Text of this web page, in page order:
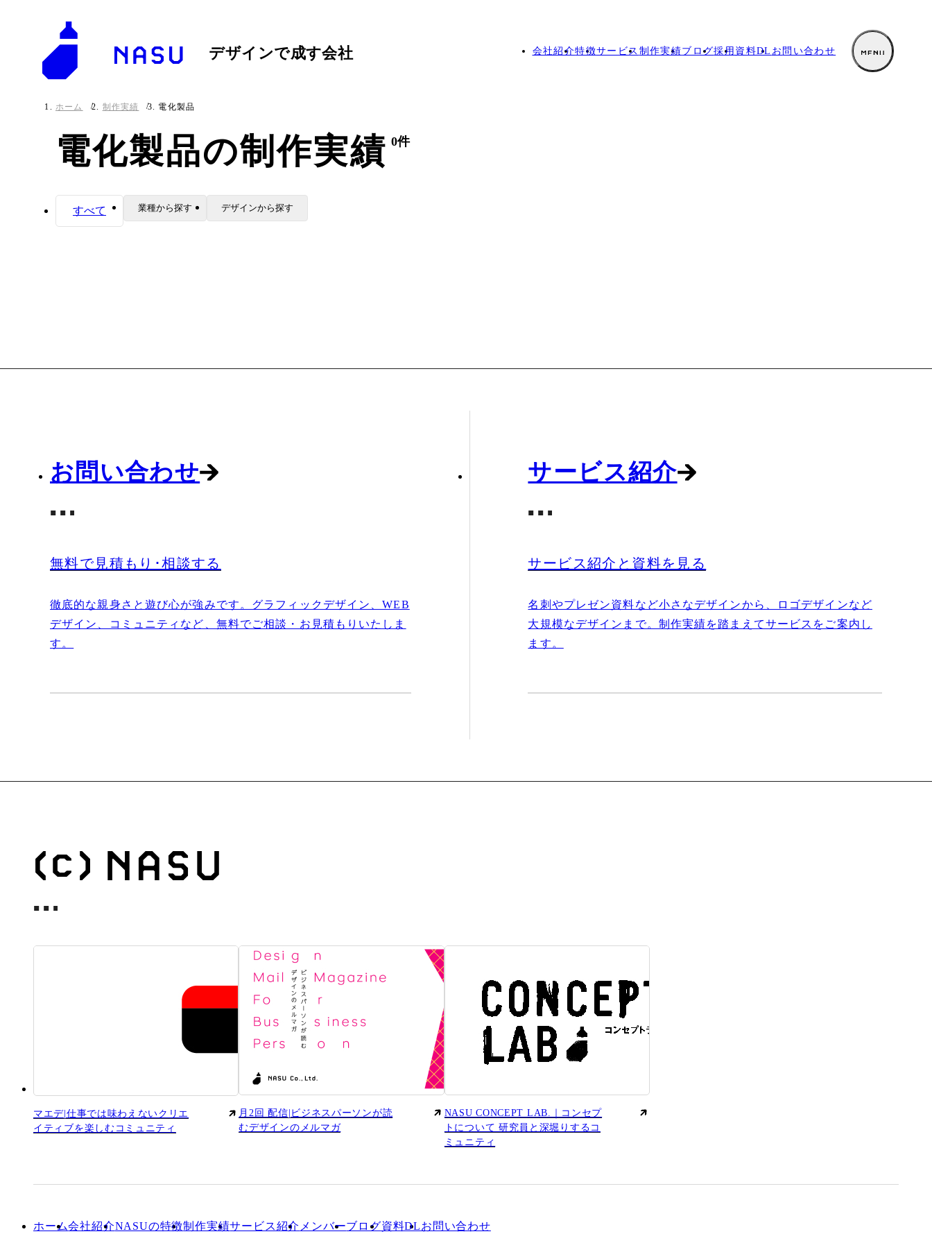
デザインで成す会社 会社紹介特徴サービス 制作実績ブログ採用 資料DL お 問い合わせ
ホーム 制作実績 電化製品
電化製品の制作実績 0件
すべて 業種から探す デザインから探す
お問い合わせ
無料で見積もり･相談する
徹底的な親身さと遊び心が強みです。グラフィックデザイン、WEB
デザイン、コミュニティなど、無料でご相談・お見積もりいたしま
す。
サービス紹介
サービス紹介と資料を見る
名刺やプレゼン資料など小さなデザインから、ロゴデザインなど
大規模なデザインまで。制作実績を踏まえてサービスをご案内し
ます。
マエデ|仕事では味わえないクリエ
イティブを楽しむコミュニティ
月2回 配信|ビジネスパーソンが読
むデザインのメルマガ
NASU CONCEPT LAB.｜コンセプ
トについて 研究員と深堀りするコ
ミュニティ
ホーム会社紹介NASUの特徴制作実績サービス紹介 メンバーブログ資料DLお問い合わせ